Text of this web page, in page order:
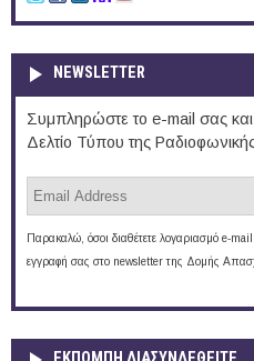
NEWSLETTER
Συμπληρώστε το e-mail σας και
Δελτίο Τύπου της
Παρακαλώ, όσοι διαθέτετε λογαριασμό e-
εγγραφή σας στο newsletter της Δομής